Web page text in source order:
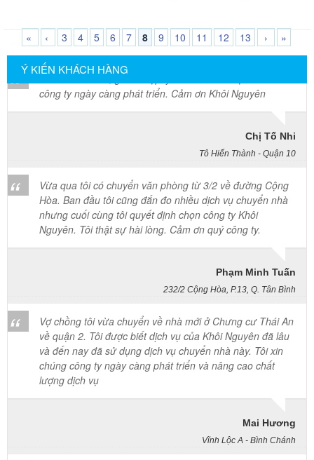
nhà cửa, việc di dời hai hạng mục này luôn là thử thách kỹ thuật
cực kỳ lớn đối với gia chủ. Giường tầng trẻ em sở hữu hệ chịu lực
đa chiều phức tạp, trong khi tủ âm tường lại được đo ni đóng giày
Nguyên mang đến giải pháp tháo ráp trọn gói chuyên nghiệp, cam
kết bảo vệ vẹn nguyên kết cấu mộc và vẻ đẹp thẩm mỹ sang trọng
« ‹ 3 4 5 6 7 8 9 10 11 12 13 › »
Ý KIẾN KHÁCH HÀNG
Khảo sát nhanh, giá cả hợp lý. Nhân viên nhiệt tình. Chúc
công ty ngày càng phát triển. Cảm ơn Khôi Nguyên
Chị Tố Nhi
Vừa qua tôi có chuyển văn phòng từ 3/2 về đường Cộng
nhưng cuối cùng tôi quyết định chọn công ty Khôi
Nguyên. Tôi thật sự hài lòng. Cảm ơn quý công ty.
Phạm Minh Tuấn
Vợ chồng tôi vừa chuyển về nhà mới ở Chưng cư Thái An
và đến nay đã sử dụng dịch vụ chuyển nhà này. Tôi xin
chúng công ty ngày càng phát triển và nâng cao chất
lượng dịch vụ
Công ty Khôi Nguyên chuyển hàng của cô bao bọc đóng